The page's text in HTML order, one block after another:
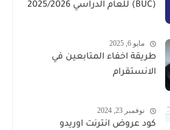
(BUC) للعام الدراسي 2025/2026
مايو 6, 2025
طريقة اخفاء المتابعين في
الانستقرام
نوفمبر 23, 2024
كود عروض انترنت اوريدو